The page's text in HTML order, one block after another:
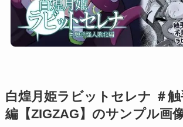
白煌月姫ラビットセレナ ＃
編【ZIGZAG】のサンプル画